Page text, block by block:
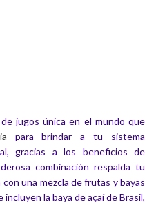
jugos única en el mundo que
para brindar a tu sistema
gracias a los beneficios de
combinación respalda tu
una mezcla de frutas y bayas
la baya de açaí de Brasil,